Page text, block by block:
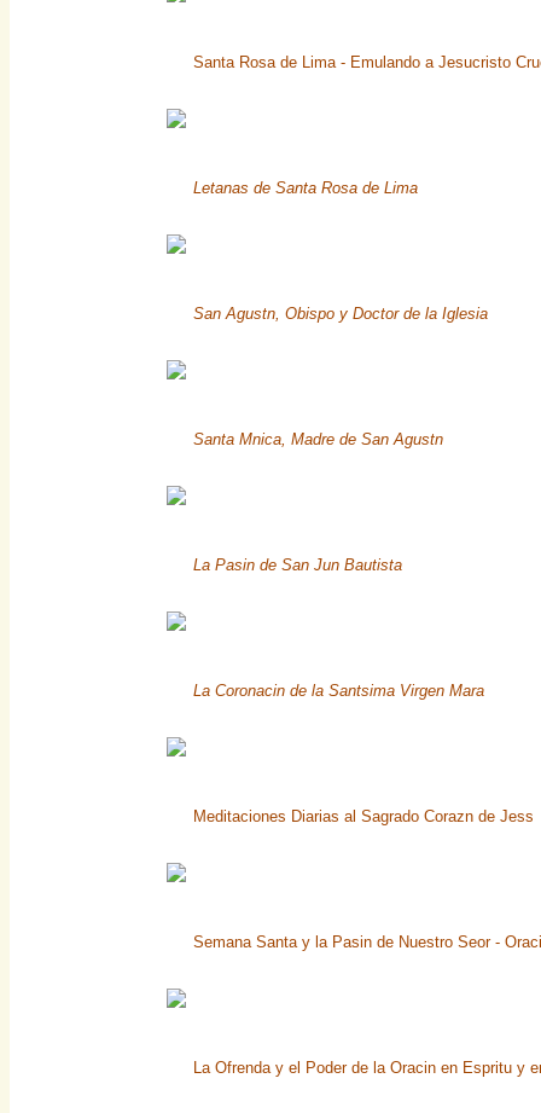
Santa Rosa de Lima - Emulando a Jesucristo
Letanas de Santa Rosa de Lima
San Agustn, Obispo y Doctor de la Iglesia
Santa Mnica, Madre de San Agustn
La Pasin de San Jun Bautista
La Coronacin de la Santsima Virgen Mara
Meditaciones Diarias al Sagrado Corazn de Jess
Semana Santa y la Pasin de Nuestro Seor -
La Ofrenda y el Poder de la Oracin en Espritu y